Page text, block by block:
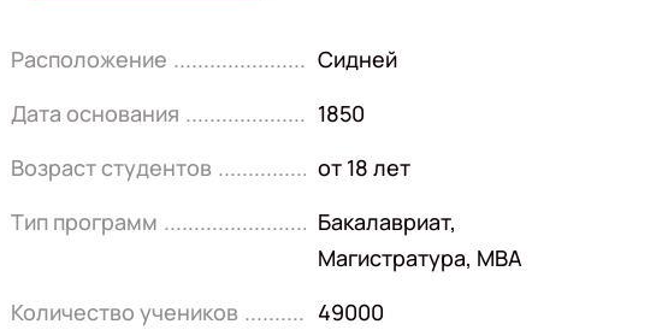
Расположение
Сидней
Дата основания
1850
Возраст студентов
от 18 лет
Тип программ
Бакалавриат,
Магистратура, MBA
Количество учеников
49000